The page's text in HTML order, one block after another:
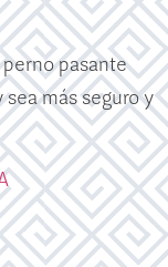
pasante
más seguro y